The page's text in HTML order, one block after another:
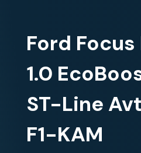
Ford
1.0
ST-Line
F1-KAM